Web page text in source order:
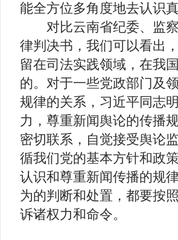
能全方位多角度地去认识真
对比云南省纪委、监察
律判决书，我们可以看出
留在司法实践领域，在我
的。对于一些党政部门及
规律的关系，习近平同志
力，尊重新闻舆论的传播
密切联系，自觉接受舆论
循我们党的基本方针和政
认识和尊重新闻传播的规
为的判断和处置，都要按
诉诸权力和命令。